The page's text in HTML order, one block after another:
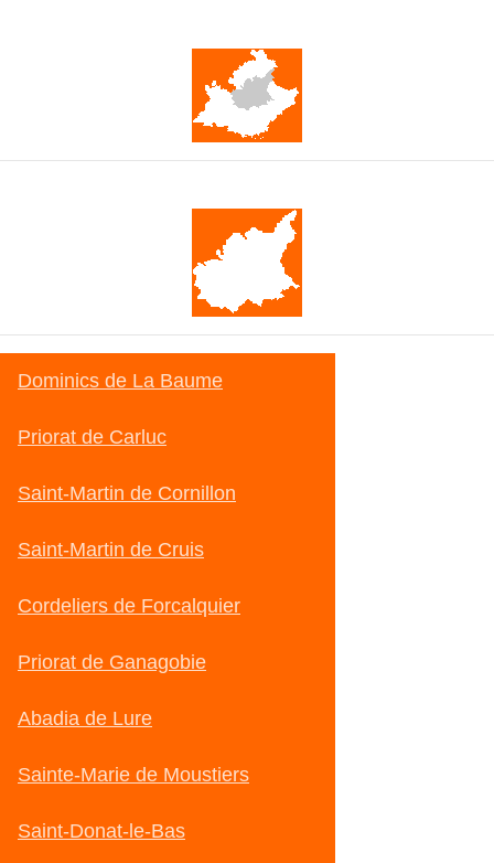
Dominics de La Baume
Priorat de Carluc
Saint-Martin de Cornillon
Saint-Martin de Cruis
Cordeliers de Forcalquier
Priorat de Ganagobie
Abadia de Lure
Sainte-Marie de Moustiers
Saint-Donat-le-Bas